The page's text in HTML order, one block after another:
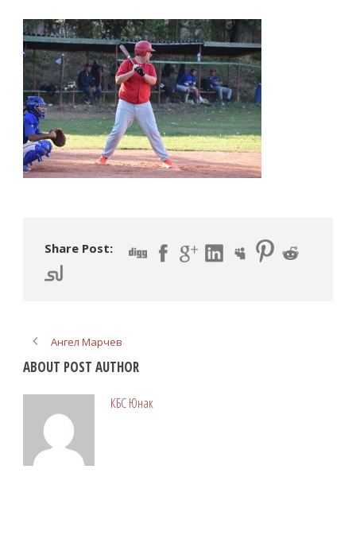
Share Post:
Ангел Марчев
ABOUT POST AUTHOR
КБС Юнак